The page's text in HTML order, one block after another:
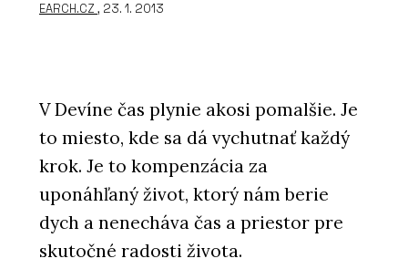
EARCH.CZ , 23. 1. 2013
V Devíne čas plynie akosi pomalšie. Je
to miesto, kde sa dá vychutnať každý
krok. Je to kompenzácia za
uponáhľaný život, ktorý nám berie
dych a nenecháva čas a priestor pre
skutočné radosti života.